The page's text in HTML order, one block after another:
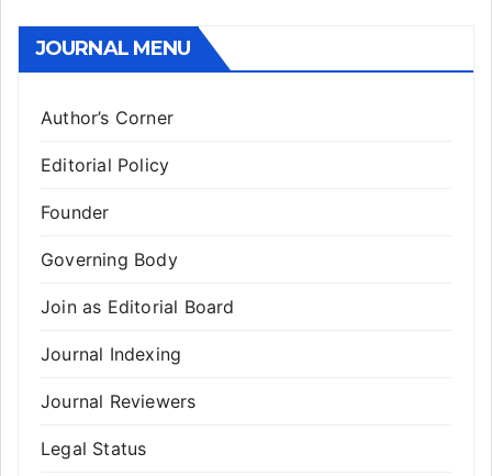
JOURNAL MENU
Author’s Corner
Editorial Policy
Founder
Governing Body
Join as Editorial Board
Journal Indexing
Journal Reviewers
Legal Status